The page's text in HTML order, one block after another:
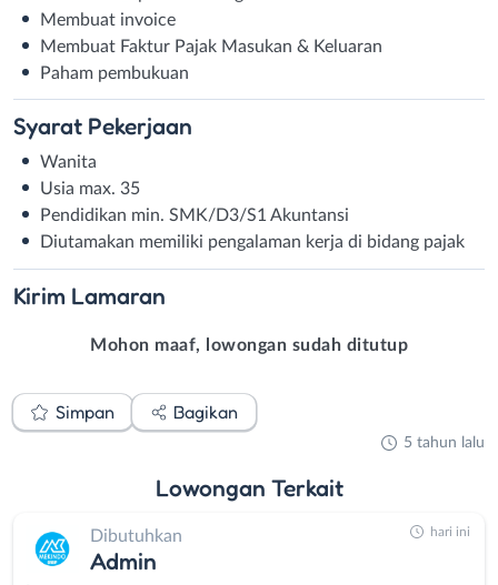
Membuat invoice
Membuat Faktur Pajak Masukan & Keluaran
Paham pembukuan
Syarat Pekerjaan
Wanita
Usia max. 35
Pendidikan min. SMK/D3/S1 Akuntansi
Diutamakan memiliki pengalaman kerja di bidang pajak
Kirim Lamaran
Mohon maaf, lowongan sudah ditutup
Simpan Bagikan
5 tahun lalu
Lowongan Terkait
Dibutuhkan
Admin
hari ini